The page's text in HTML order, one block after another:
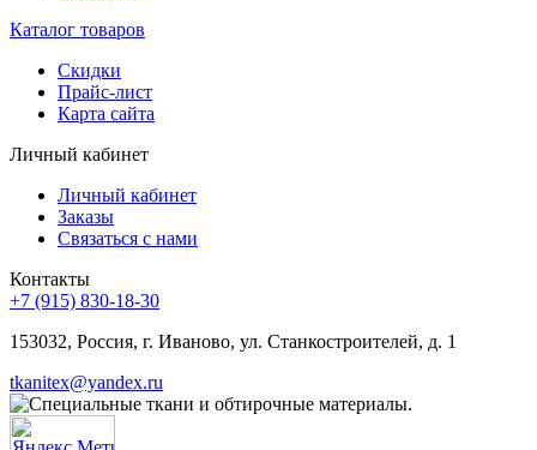
Каталог товаров
Скидки
Прайс-лист
Карта сайта
Личный кабинет
Личный кабинет
Заказы
Связаться с нами
Контакты
+7 (915) 830-18-30
153032, Россия, г. Иваново, ул. Станкостроителей, д. 1
tkanitex@yandex.ru